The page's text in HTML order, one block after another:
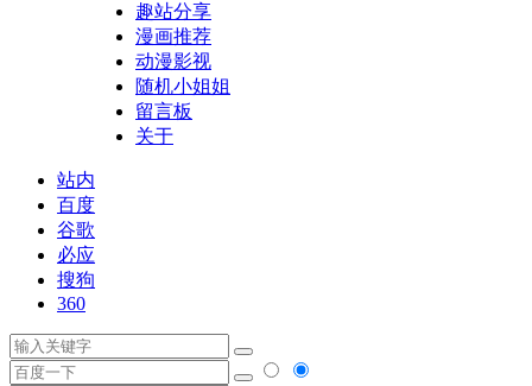
趣站分享
漫画推荐
动漫影视
随机小姐姐
留言板
关于
站内
百度
谷歌
必应
搜狗
360